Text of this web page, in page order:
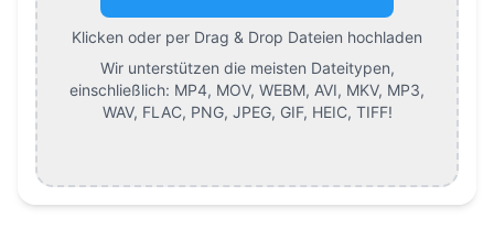
Klicken oder per Drag & Drop Dateien hochladen
Wir unterstützen die meisten Dateitypen,
einschließlich: MP4, MOV, WEBM, AVI, MKV, MP3,
WAV, FLAC, PNG, JPEG, GIF, HEIC, TIFF!